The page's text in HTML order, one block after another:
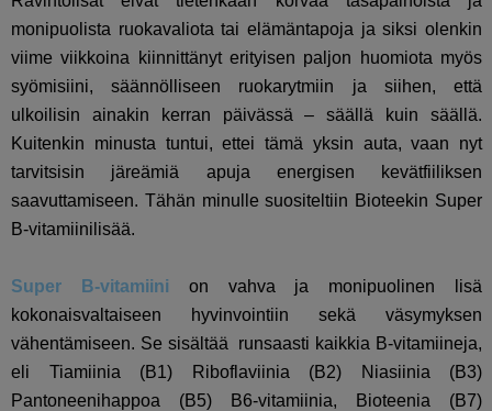
monipuolista ruokavaliota tai elämäntapoja ja siksi olenkin
viime viikkoina kiinnittänyt erityisen paljon huomiota myös
syömisiini, säännölliseen ruokarytmiin ja siihen, että
ulkoilisin ainakin kerran päivässä – säällä kuin säällä.
Kuitenkin minusta tuntui, ettei tämä yksin auta, vaan nyt
tarvitsisin järeämiä apuja energisen kevätfiiliksen
saavuttamiseen. Tähän minulle suositeltiin Bioteekin Super
B-vitamiinilisää.
Super B-vitamiini on vahva ja monipuolinen lisä
kokonaisvaltaiseen hyvinvointiin sekä väsymyksen
vähentämiseen. Se sisältää runsaasti kaikkia B-vitamiineja,
eli Tiamiinia (B1) Riboflaviinia (B2) Niasiinia (B3)
Pantoneenihappoa (B5) B6-vitamiinia, Bioteenia (B7)